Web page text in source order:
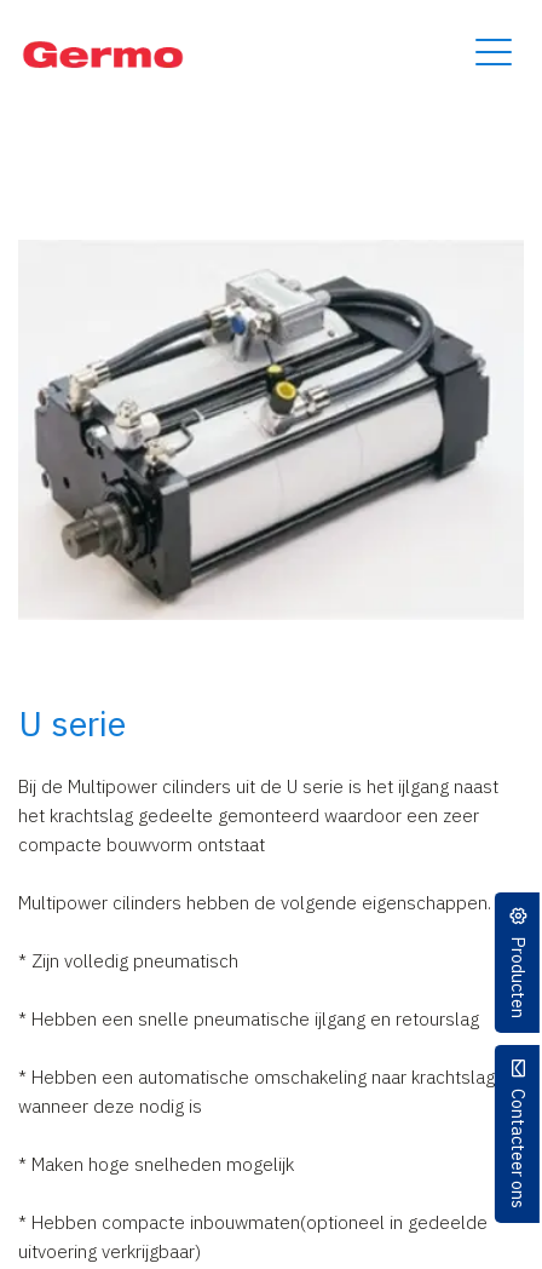
Producten
Contacteer ons
U serie
Bij de Multipower cilinders uit de U serie is het ijlgang naast
het krachtslag gedeelte gemonteerd waardoor een zeer
compacte bouwvorm ontstaat
Multipower cilinders hebben de volgende eigenschappen.
* Zijn volledig pneumatisch
* Hebben een snelle pneumatische ijlgang en retourslag
* Hebben een automatische omschakeling naar krachtslag
wanneer deze nodig is
* Maken hoge snelheden mogelijk
* Hebben compacte inbouwmaten(optioneel in gedeelde
uitvoering verkrijgbaar)